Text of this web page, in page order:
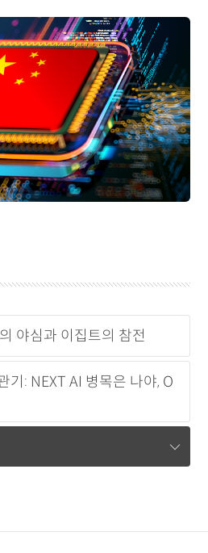
야심과 이집트의 참전
기: NEXT AI 병목은 나야, O